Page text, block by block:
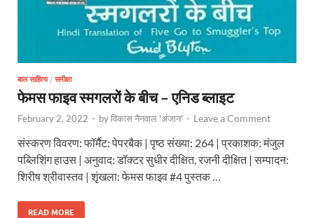
बाल साहित्य/ समीक्षा
फेमस फाइव स्मगलरों के बीच – एनिड ब्लाइट
February 2, 2022 - byविकास नैनवाल 'अंजान' - Leave a Comment
संस्करण विवरण: फॉर्मैट: पेपरबैक | पृष्ठ संख्या: 264 | प्रकाशक: मंजुल
पब्लिशिंग हाउस | अनुवाद: डॉक्टर सुधीर दीक्षित, रजनी दीक्षित | सम्पादन:
शिरीष श्रीवास्तव | शृंखला: फेमस फाइव #4 पुस्तक …
READ MORE